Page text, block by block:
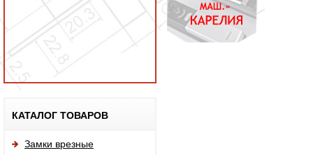
КАТАЛОГ ТОВАРОВ
Замки врезные